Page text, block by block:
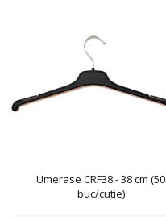
Umerase CRF38 - 38 cm (50
buc/cutie)